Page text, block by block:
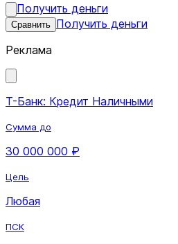
Получить деньги
Сравнить Получить деньги
Реклама
Т-Банк: Кредит Наличными
Сумма до
30 000 000 ₽
Цель
Любая
ПСК